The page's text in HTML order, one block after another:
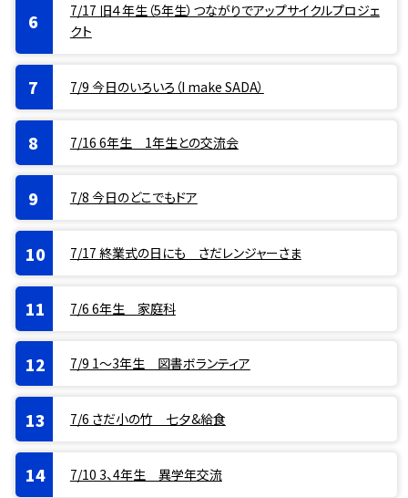
7/17 旧４年生（5年生）つながりでアップサイクルプロジェ
クト
7/9 今日のいろいろ（I make SADA）
7/16 6年生 1年生との交流会
7/8 今日のどこでもドア
7/17 終業式の日にも さだレンジャーさま
7/6 6年生 家庭科
7/9 1〜3年生 図書ボランティア
7/6 さだ小の竹 七夕&給食
7/10 3、4年生 異学年交流